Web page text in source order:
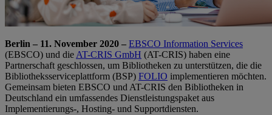
Berlin – 11. November 2020 – EBSCO Information Services
(EBSCO) und die AT-CRIS GmbH (AT-CRIS) haben eine
Partnerschaft geschlossen, um Bibliotheken zu unterstützen, die die
Bibliotheksserviceplattform (BSP) FOLIO implementieren möchten.
Gemeinsam bieten EBSCO und AT-CRIS den Bibliotheken in
Deutschland ein umfassendes Dienstleistungspaket aus
Implementierungs-, Hosting- und Supportdiensten.